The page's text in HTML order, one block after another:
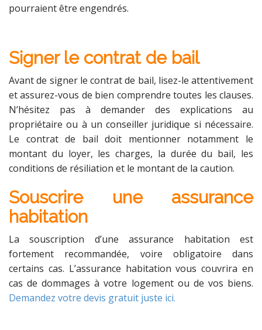
pourraient être engendrés.
Signer le contrat de bail
Avant de signer le contrat de bail, lisez-le attentivement
et assurez-vous de bien comprendre toutes les clauses.
N’hésitez pas à demander des explications au
propriétaire ou à un conseiller juridique si nécessaire.
Le contrat de bail doit mentionner notamment le
montant du loyer, les charges, la durée du bail, les
conditions de résiliation et le montant de la caution.
Souscrire une assurance
habitation
La souscription d’une assurance habitation est
fortement recommandée, voire obligatoire dans
certains cas. L’assurance habitation vous couvrira en
cas de dommages à votre logement ou de vos biens.
Demandez votre devis gratuit juste ici.